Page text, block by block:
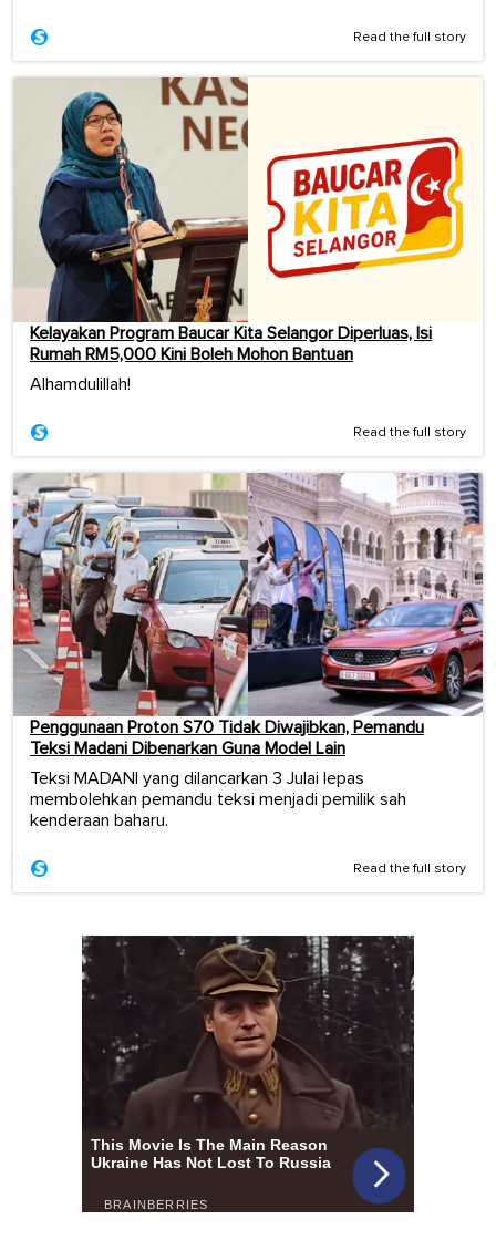
Read the full story
Kelayakan Program Baucar Kita Selangor Diperluas, Isi
Rumah RM5,000 Kini Boleh Mohon Bantuan
Alhamdulillah!
Read the full story
Penggunaan Proton S70 Tidak Diwajibkan, Pemandu
Teksi Madani Dibenarkan Guna Model Lain
Teksi MADANI yang dilancarkan 3 Julai lepas
membolehkan pemandu teksi menjadi pemilik sah
kenderaan baharu.
Read the full story